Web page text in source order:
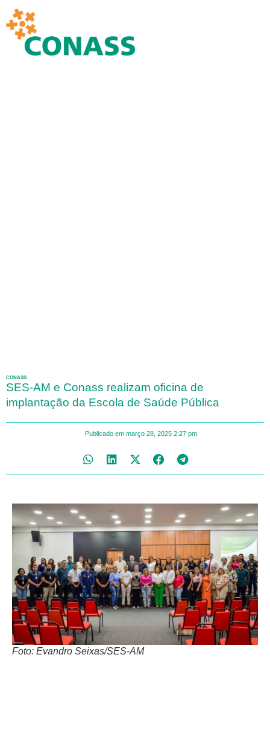
CONASS
SES-AM e Conass realizam oficina de
implantação da Escola de Saúde Pública
Publicado em março 28, 2025 2:27 pm
Foto: Evandro Seixas/SES-AM